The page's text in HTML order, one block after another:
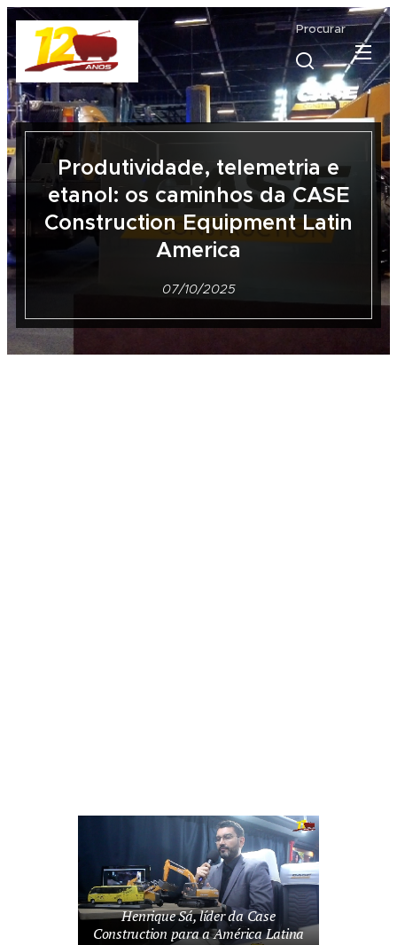
Procurar
Produtividade, telemetria e
etanol: os caminhos da CASE
Construction Equipment Latin
America
07/10/2025
Henrique Sá, líder da Case
Construction para a América Latina